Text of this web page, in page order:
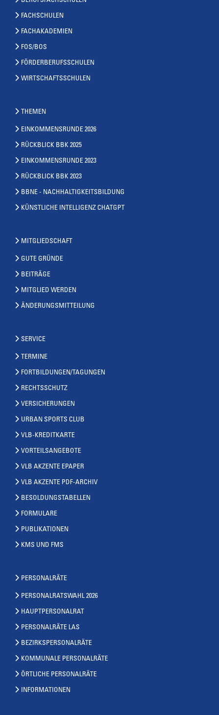
FACHSCHULEN
FACHAKADEMIEN
FOS/BOS
FÖRDERBERUFSSCHULEN
WIRTSCHAFTSSCHULEN
THEMEN
EINKOMMENSRUNDE 2026
RÜCKBLICK BBK 2025
EINKOMMENSRUNDE 2023
RÜCKBLICK BBK 2023
BBNE - NACHHALTIGKEITSBILDUNG
KÜNSTLICHE INTELLIGENZ CHATGPT
MITGLIEDSCHAFT
GUTE GRÜNDE
BEITRÄGE
MITGLIED WERDEN
ÄNDERUNGSMITTEILUNG
SERVICE
TERMINE
FORTBILDUNGEN/TAGUNGEN
RECHTSSCHUTZ
VERSICHERUNGEN
URBAN SPORTS CLUB
VLB-KREDITKARTE
VORTEILSANGEBOTE
VLB AKZENTE EPAPER
VLB AKZENTE PDF-ARCHIV
BESOLDUNGSTABELLEN
FORMULARE
PUBLIKATIONEN
KMS UND FMS
PERSONALRÄTE
PERSONALRATSWAHL 2026
HAUPTPERSONALRAT
PERSONALRÄTE LAS
BEZIRKSPERSONALRÄTE
KOMMUNALE PERSONALRÄTE
ÖRTLICHE PERSONALRÄTE
INFORMATIONEN